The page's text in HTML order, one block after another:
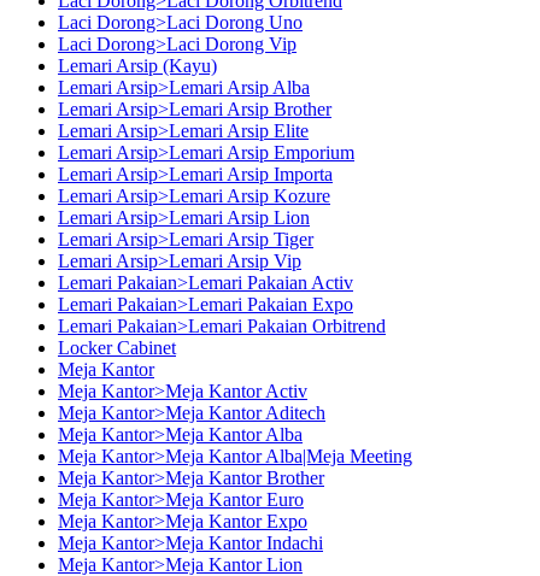
Laci Dorong>Laci Dorong Uno
Laci Dorong>Laci Dorong Vip
Lemari Arsip (Kayu)
Lemari Arsip>Lemari Arsip Alba
Lemari Arsip>Lemari Arsip Brother
Lemari Arsip>Lemari Arsip Elite
Lemari Arsip>Lemari Arsip Emporium
Lemari Arsip>Lemari Arsip Importa
Lemari Arsip>Lemari Arsip Kozure
Lemari Arsip>Lemari Arsip Lion
Lemari Arsip>Lemari Arsip Tiger
Lemari Arsip>Lemari Arsip Vip
Lemari Pakaian>Lemari Pakaian Activ
Lemari Pakaian>Lemari Pakaian Expo
Lemari Pakaian>Lemari Pakaian Orbitrend
Locker Cabinet
Meja Kantor
Meja Kantor>Meja Kantor Activ
Meja Kantor>Meja Kantor Aditech
Meja Kantor>Meja Kantor Alba
Meja Kantor>Meja Kantor Alba|Meja Meeting
Meja Kantor>Meja Kantor Brother
Meja Kantor>Meja Kantor Euro
Meja Kantor>Meja Kantor Expo
Meja Kantor>Meja Kantor Indachi
Meja Kantor>Meja Kantor Lion